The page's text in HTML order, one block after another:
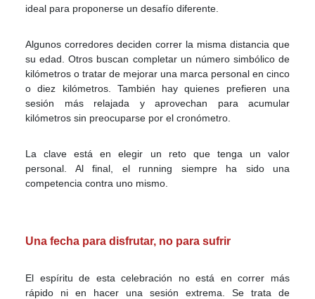
ideal para proponerse un desafío diferente.
Algunos corredores deciden correr la misma distancia que
su edad. Otros buscan completar un número simbólico de
kilómetros o tratar de mejorar una marca personal en cinco
o diez kilómetros. También hay quienes prefieren una
sesión más relajada y aprovechan para acumular
kilómetros sin preocuparse por el cronómetro.
La clave está en elegir un reto que tenga un valor
personal. Al final, el running siempre ha sido una
competencia contra uno mismo.
Una fecha para disfrutar, no para sufrir
El espíritu de esta celebración no está en correr más
rápido ni en hacer una sesión extrema. Se trata de